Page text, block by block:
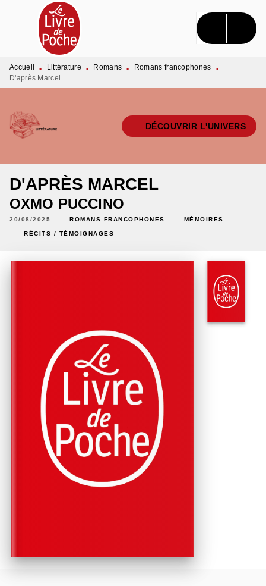
MENU RECHERCHE CONTENU
PIED DE PAGE
Accueil • Littérature • Romans • Romans francophones
•
D'après Marcel
DÉCOUVRIR L'UNIVERS
D'APRÈS MARCEL
OXMO PUCCINO
20/08/2025 ROMANS FRANCOPHONES MÉMOIRES
RÉCITS / TÉMOIGNAGES